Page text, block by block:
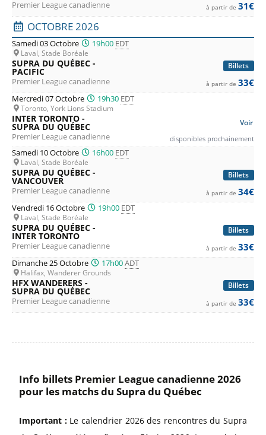
Premier League canadienne à partir de 31€
OCTOBRE 2026
Samedi 03 Octobre 19h00 EDT
Laval, Stade Boréale
Billets
SUPRA DU QUÉBEC -
PACIFIC
Premier League canadienne à partir de 33€
Mercredi 07 Octobre 19h30 EDT
Toronto, York Lions Stadium
Voir
INTER TORONTO -
SUPRA DU QUÉBEC
Premier League canadienne disponibles prochainement
Samedi 10 Octobre 16h00 EDT
Laval, Stade Boréale
Billets
SUPRA DU QUÉBEC -
VANCOUVER
Premier League canadienne à partir de 34€
Vendredi 16 Octobre 19h00 EDT
Laval, Stade Boréale
Billets
SUPRA DU QUÉBEC -
INTER TORONTO
Premier League canadienne à partir de 33€
Dimanche 25 Octobre 17h00ADT
Halifax, Wanderer Grounds
Billets
HFX WANDERERS -
SUPRA DU QUÉBEC
Premier League canadienne à partir de 33€
Info billets Premier League canadienne 2026
pour les matchs du Supra du Québec
Important :Le calendrier 2026 des rencontres du Supra